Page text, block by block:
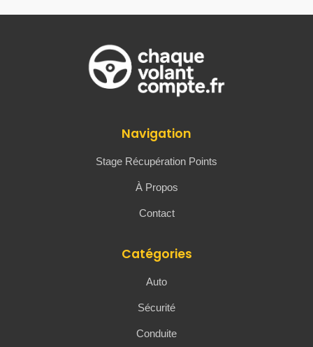
Navigation
Stage Récupération Points
À Propos
Contact
Catégories
Auto
Sécurité
Conduite